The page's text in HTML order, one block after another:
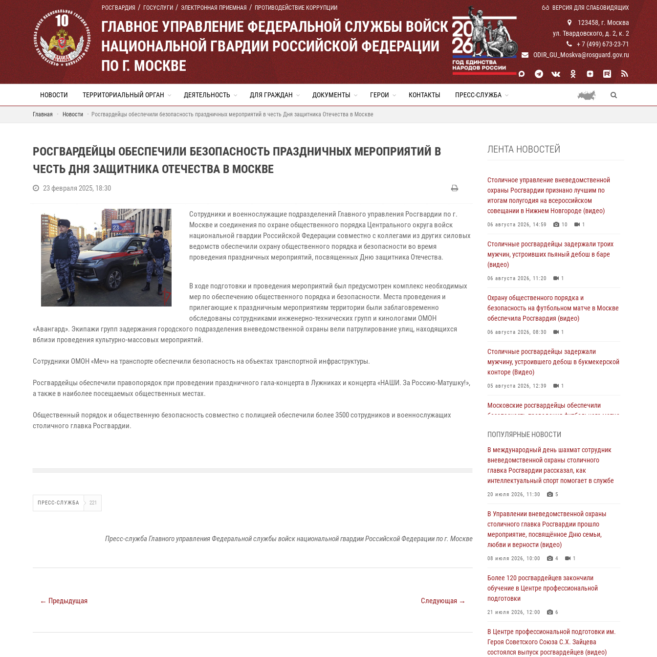
РОСГВАРДИЯ ГОСУСЛУГИ ЭЛЕКТРОННАЯ ПРИЕМНАЯ ПРОТИВОДЕЙСТВИЕ КОРРУПЦИИ ВЕРСИЯ ДЛЯ СЛАБОВИДЯЩИХ
ГЛАВНОЕ УПРАВЛЕНИЕ ФЕДЕРАЛЬНОЙ СЛУЖБЫ ВОЙСК
НАЦИОНАЛЬНОЙ ГВАРДИИ РОССИЙСКОЙ ФЕДЕРАЦИИ
ПО Г. МОСКВЕ
123458, г. Москва
ул. Твардовского, д. 2, к. 2
+ 7 (499) 673-23-71
ODIR_GU_Moskva@rosguard.gov.ru
НОВОСТИ ТЕРРИТОРИАЛЬНЫЙ ОРГАН ДЕЯТЕЛЬНОСТЬ ДЛЯ ГРАЖДАН ДОКУМЕНТЫ ГЕРОИ КОНТАКТЫ ПРЕСС-СЛУЖБА
Главная Новости Росгвардейцы обеспечили безопасность праздничных мероприятий в честь Дня защитника Отечества в Москве
РОСГВАРДЕЙЦЫ ОБЕСПЕЧИЛИ БЕЗОПАСНОСТЬ ПРАЗДНИЧНЫХ МЕРОПРИЯТИЙ В
ЧЕСТЬ ДНЯ ЗАЩИТНИКА ОТЕЧЕСТВА В МОСКВЕ
23 февраля 2025, 18:30
Cотрудники и военнослужащие подразделений Главного управления Росгвардии по г.
Москве и соединения по охране общественного порядка Центрального округа войск
национальной гвардии Российской Федерации совместно с коллегами из других силовых
ведомств обеспечили охрану общественного порядка и безопасности во время
проведения праздничных мероприятий, посвященных Дню защитника Отечества.
В ходе подготовки и проведения мероприятий был предусмотрен комплекс необходимых
мер по обеспечению общественного порядка и безопасности. Места проведения и
прилегающие к праздничным мероприятиям территории были заблаговременно
обследованы сотрудниками инженерно-технических групп и кинологами ОМОН
«Авангард». Экипажи групп задержания городского подразделения вневедомственной охраны вели патрулирование улиц, находящихся
вблизи проведения культурно-массовых мероприятий.
Сотрудники ОМОН «Меч» на транспорте обеспечили безопасность на объектах транспортной инфраструктуры.
Росгвардейцы обеспечили правопорядок при проведении праздничного гала-концерта в Лужниках и концерта «НАШИ. За Россию-Матушку!»,
а также в наиболее посещаемых общественных местах.
Общественный порядок и общественную безопасность совместно с полицией обеспечили более 3500 сотрудников и военнослужащих
столичного главка Росгвардии.
ПРЕСС-СЛУЖБА 221
Пресс-служба Главного управления Федеральной службы войск национальной гвардии Российской Федерации по г. Москве
← Предыдущая Следующая →
ЛЕНТА НОВОСТЕЙ
Столичное управление вневедомственной
охраны Росгвардии признано лучшим по
итогам полугодия на всероссийском
совещании в Нижнем Новгороде (видео)
06 августа 2026, 14:59 10 1
Столичные росгвардейцы задержали троих
мужчин, устроивших пьяный дебош в баре
(видео)
06 августа 2026, 11:20 1
Охрану общественного порядка и
безопасность на футбольном матче в Москве
обеспечила Росгвардия (видео)
06 августа 2026, 08:30 1
Столичные росгвардейцы задержали
мужчину, устроившего дебош в букмекерской
конторе (Видео)
05 августа 2026, 12:39 1
Московские росгвардейцы обеспечили
безопасность проведения футбольного матча
Делегация МВД Республики Беларусь
ознакомилась с передовыми методами
работы Росгвардии в Москве (видео)
04 августа 2026, 18:16
В столичном главке Росгвардии завершился
чемпионат по самбо и боевому самбо.
(видео)
04 августа 2026, 14:00 7
эфира на «Радио Москвы» и рассказал о
работе дежурных частей
04 августа 2026, 12:28
подозреваемого в нападении на охранника
торгового центра (видео)
04 августа 2026, 08:26 1
ПОПУЛЯРНЫЕ НОВОСТИ
В международный день шахмат сотрудник
вневедомственной охраны столичного
главка Росгвардии рассказал, как
интеллектуальный спорт помогает в службе
20 июля 2026, 11:30 5
В Управлении вневедомственной охраны
столичного главка Росгвардии прошло
мероприятие, посвящённое Дню семьи,
любви и верности (видео)
08 июля 2026, 10:00 4 1
Более 120 росгвардейцев закончили
обучение в Центре профессиональной
подготовки
21 июля 2026, 12:00 6
В Центре профессиональной подготовки им.
Героя Советского Союза С.Х. Зайцева
состоялся выпуск росгвардейцев (видео)